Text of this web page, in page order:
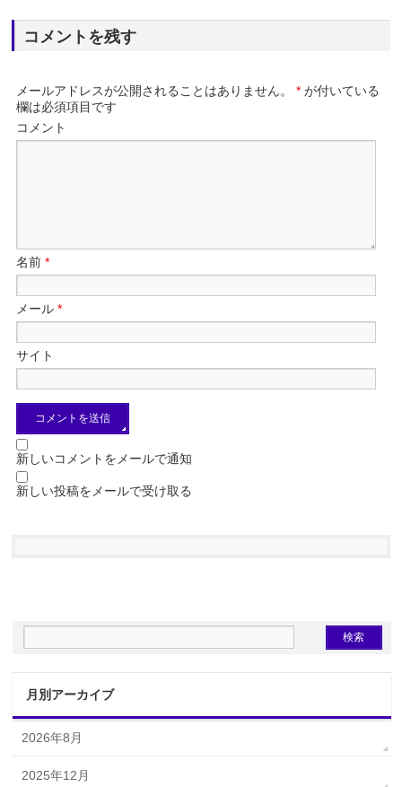
コメントを残す
メールアドレスが公開されることはありません。 * が付いている
欄は必須項目です
コメント
名前*
メール*
サイト
新しいコメントをメールで通知
新しい投稿をメールで受け取る
月別アーカイブ
2026年8月
2025年12月